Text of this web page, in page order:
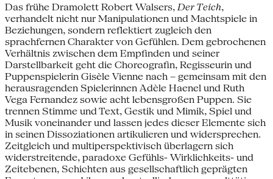
Das frühe Dramolett Robert Walsers, Der Teich,
verhandelt nicht nur Manipulationen und Machtspiele in
Beziehungen, sondern reflektiert zugleich den
sprachfernen Charakter von Gefühlen. Dem gebrochenen
Verhältnis zwischen dem Empfinden und seiner
Darstellbarkeit geht die Choreografin, Regisseurin und
Puppenspielerin Gisèle Vienne nach – gemeinsam mit den
herausragenden Spielerinnen Adèle Haenel und Ruth
Vega Fernandez sowie acht lebensgroßen Puppen. Sie
trennen Stimme und Text, Gestik und Mimik, Spiel und
Musik voneinander und lassen jedes dieser Elemente sich
in seinen Dissoziationen artikulieren und widersprechen.
Zeitgleich und multiperspektivisch überlagern sich
widerstreitende, paradoxe Gefühls- Wirklichkeits- und
Zeitebenen, Schichten aus gesellschaftlich geprägten